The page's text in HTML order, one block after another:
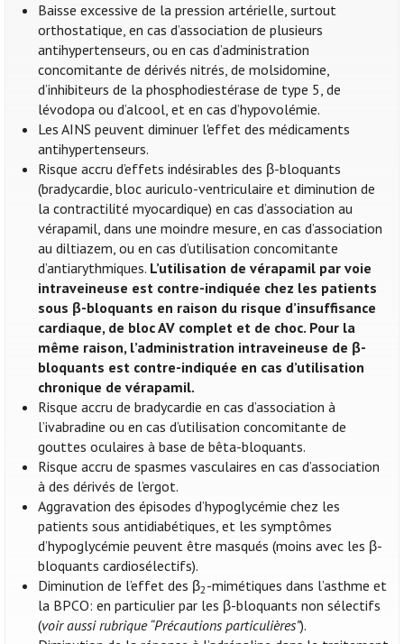
Baisse excessive de la pression artérielle, surtout
orthostatique, en cas d’association de plusieurs
antihypertenseurs, ou en cas d’administration
concomitante de dérivés nitrés, de molsidomine,
d’inhibiteurs de la phosphodiestérase de type 5, de
lévodopa ou d’alcool, et en cas d’hypovolémie.
Les AINS peuvent diminuer l'effet des médicaments
antihypertenseurs.
Risque accru d’effets indésirables des β-bloquants
(bradycardie, bloc auriculo-ventriculaire et diminution de
la contractilité myocardique) en cas d’association au
vérapamil, dans une moindre mesure, en cas d’association
au diltiazem, ou en cas d’utilisation concomitante
d’antiarythmiques. L’utilisation de vérapamil par voie
intraveineuse est contre-indiquée chez les patients
sous β-bloquants en raison du risque d’insuffisance
cardiaque, de bloc AV complet et de choc. Pour la
même raison, l’administration intraveineuse de β-
bloquants est contre-indiquée en cas d’utilisation
chronique de vérapamil.
Risque accru de bradycardie en cas d’association à
l’ivabradine ou en cas d’utilisation concomitante de
gouttes oculaires à base de bêta-bloquants.
Risque accru de spasmes vasculaires en cas d’association
à des dérivés de l’ergot.
Aggravation des épisodes d’hypoglycémie chez les
patients sous antidiabétiques, et les symptômes
d’hypoglycémie peuvent être masqués (moins avec les β-
bloquants cardiosélectifs).
Diminution de l’effet des β2-mimétiques dans l’asthme et
la BPCO: en particulier par les β-bloquants non sélectifs
(voir aussi rubrique “Précautions particulières”).